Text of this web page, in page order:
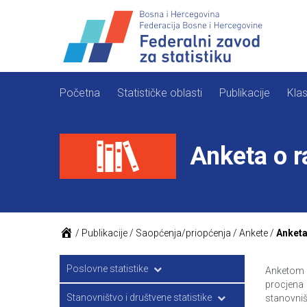
Početna Statističke oblasti Publikacije
Anketa o
/ Publikacije / Saopćenja/priopćenja / Ankete /
Poslovne statistike
Poljoprivreda i ribarstvo
Stanovništvo i društvene statistike
Anketom